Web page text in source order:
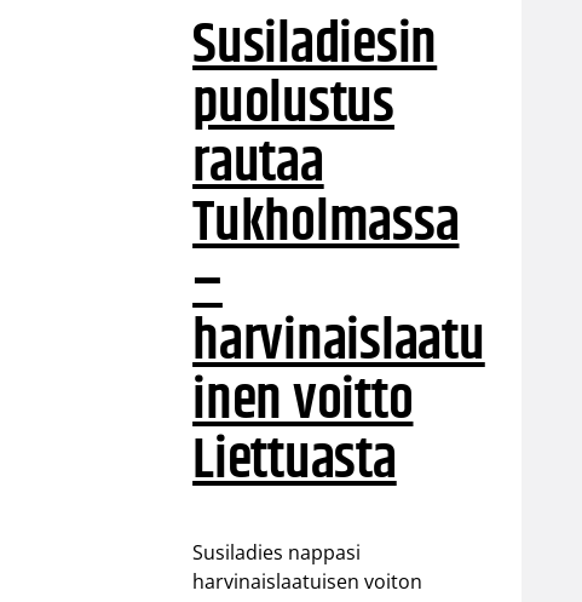
Susiladiesin
puolustus
rautaa
Tukholmassa
–
harvinaislaatu
inen voitto
Liettuasta
Susiladies nappasi
harvinaislaatuisen voiton